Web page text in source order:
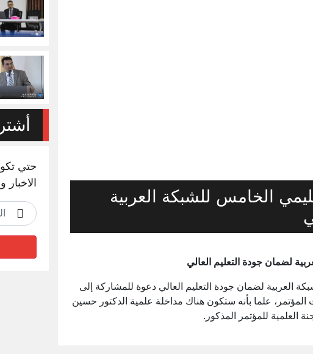
الخامس للشبكة العربية
لضمان جودة التعليم العالي
العربية لضمان جودة التعليم العالي دعوة للمشاركة إلى
علما بأنه ستكون هناك مداخلة علمية الدكتور حسين
العلمية للمؤتمر المذكور.
حتي
الاخبار